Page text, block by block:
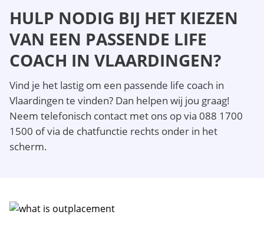
HULP NODIG BIJ HET KIEZEN
VAN EEN PASSENDE LIFE
COACH IN VLAARDINGEN?
Vind je het lastig om een passende life coach in
Vlaardingen te vinden? Dan helpen wij jou graag!
Neem telefonisch contact met ons op via 088 1700
1500 of via de chatfunctie rechts onder in het
scherm.